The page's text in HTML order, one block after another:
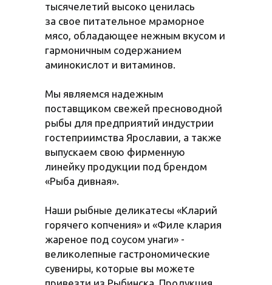
тысячелетий высоко ценилась
за свое питательное мраморное
мясо, обладающее нежным вкусом и
гармоничным содержанием
аминокислот и витаминов.
Мы являемся надежным
поставщиком свежей пресноводной
рыбы для предприятий индустрии
гостеприимства Ярославии, а также
выпускаем свою фирменную
линейку продукции под брендом
«Рыба дивная».
Наши рыбные деликатесы «Кларий
горячего копчения» и «Филе клария
жареное под соусом унаги» -
великолепные гастрономические
сувениры, которые вы можете